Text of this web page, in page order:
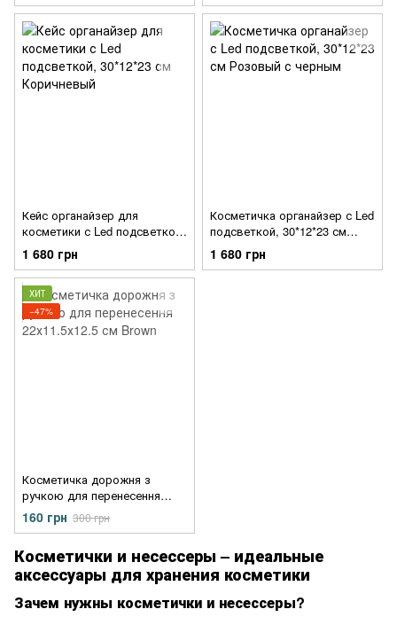
Кейс органайзер для
косметики с Led подсветкой,
30*12*23 см Коричневый
1 680 грн
Косметичка органайзер с Led
подсветкой, 30*12*23 см
Розовый с черным
1 680 грн
ХИТ
−47%
Косметичка дорожня з
ручкою для перенесення
22х11.5х12.5 см Brown
160 грн 300 грн
Косметички и несессеры – идеальные
аксессуары для хранения косметики
Зачем нужны косметички и несессеры?